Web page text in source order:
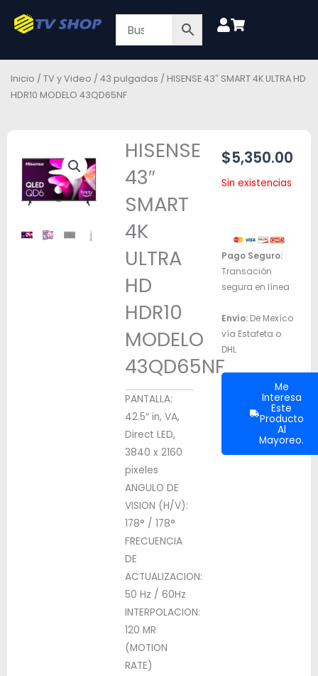
Inicio / TV y Video / 43 pulgadas / HISENSE 43″ SMART 4K ULTRA HD
HDR10 MODELO 43QD65NF
HISENSE
43″
SMART
4K
ULTRA
HD
HDR10
MODELO
43QD65NF
PANTALLA:
42.5″ in, VA,
Direct LED,
3840 x 2160
pixeles
ANGULO DE
VISION (H/V):
178° / 178°
FRECUENCIA
DE
ACTUALIZACION:
50 Hz / 60Hz
INTERPOLACION:
120 MR
(MOTION
RATE)
$5,350.00
Sin existencias
Pago Seguro:
Transación
segura en línea
Envío:De Mexíco
vía Estafeta o
DHL
Me
Interesa
Este
Producto
Al
Mayoreo.